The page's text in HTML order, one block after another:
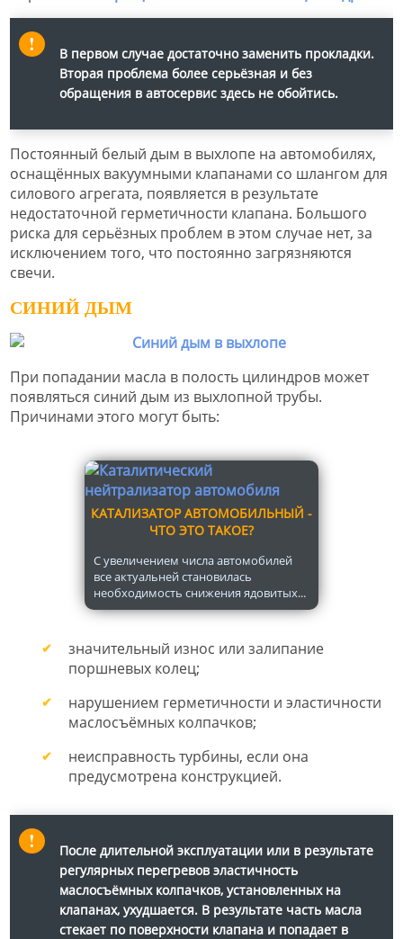
В первом случае достаточно заменить прокладки.
Вторая проблема более серьёзная и без
обращения в автосервис здесь не обойтись.
Постоянный белый дым в выхлопе на автомобилях,
оснащённых вакуумными клапанами со шлангом для
силового агрегата, появляется в результате
недостаточной герметичности клапана. Большого
риска для серьёзных проблем в этом случае нет, за
исключением того, что постоянно загрязняются
свечи.
СИНИЙ ДЫМ
При попадании масла в полость цилиндров может
появляться синий дым из выхлопной трубы.
Причинами этого могут быть:
КАТАЛИЗАТОР АВТОМОБИЛЬНЫЙ -
ЧТО ЭТО ТАКОЕ?
С увеличением числа автомобилей
все актуальней становилась
необходимость снижения ядовитых...
значительный износ или залипание
поршневых колец;
нарушением герметичности и эластичности
маслосъёмных колпачков;
неисправность турбины, если она
предусмотрена конструкцией.
После длительной эксплуатации или в результате
регулярных перегревов эластичность
маслосъёмных колпачков, установленных на
клапанах, ухудшается. В результате часть масла
стекает по поверхности клапана и попадает в